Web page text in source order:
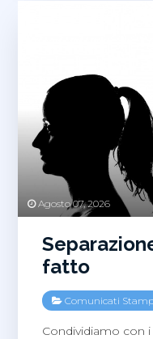
Agosto 07, 2026
fatto
Comunicati
Condividiamo con